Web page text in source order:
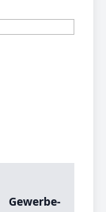
Ge­wer­be­